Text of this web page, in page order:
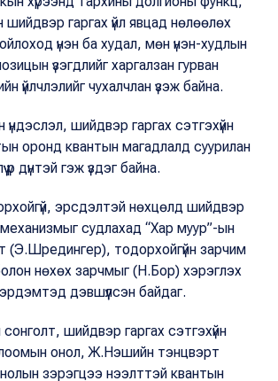
шийдвэр гаргах үйл явцад нөлөөлөх
үнэн ба худал, мөн үнэн-худлын
үзэгдлийг харгалзан гурван
үйлчлэлийг чухалчлан үзэж байна.
шийдвэр гаргах сэтгэхүйн
оронд квантын магадлалд суурилан
үр дүнтэй гэж үздэг байна.
эрсдэлтэй нөхцөлд шийдвэр
механизмыг судлахад “Хар муур”-ын
(Э.Шредингер), тодорхойгүйн зарчим
нөхөх зарчмыг (Н.Бор) хэрэглэх
дэвшүүлсэн байдаг.
сонголт, шийдвэр гаргах сэтгэхүйн
онол, Ж.Нэшийн тэнцвэрт
зэрэгцээ нээлттэй квантын